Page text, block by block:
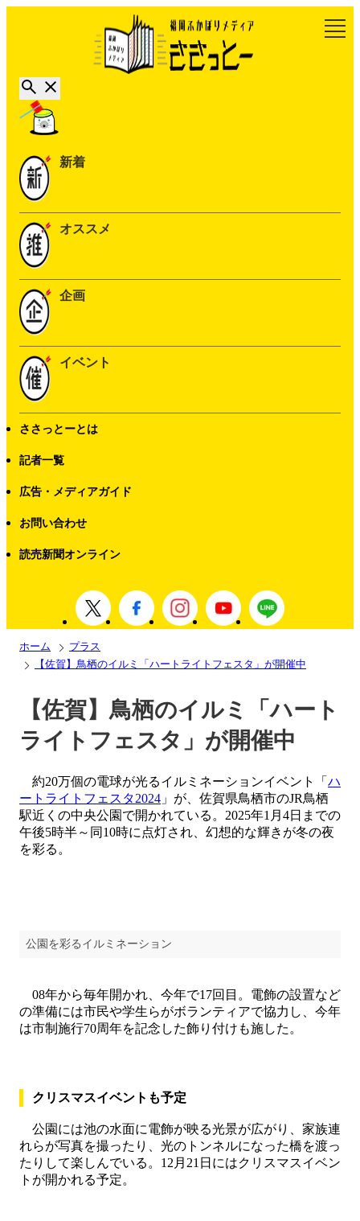
新着
オススメ
企画
イベント
ささっとーとは
記者一覧
広告・メディアガイド
お問い合わせ
読売新聞オンライン
ホーム
プラス
【佐賀】鳥栖のイルミ「ハートライトフェスタ」が開催中
【佐賀】鳥栖のイルミ「ハート
ライトフェスタ」が開催中
約20万個の電球が光るイルミネーションイベント「 ハ
ートライトフェスタ2024 」が、佐賀県鳥栖市のJR鳥栖
駅近くの中央公園で開かれている。2025年1月4日までの
午後5時半～同10時に点灯され、幻想的な輝きが冬の夜
を彩る。
公園を彩るイルミネーション
08年から毎年開かれ、今年で17回目。電飾の設置など
の準備には市民や学生らがボランティアで協力し、今年
は市制施行70周年を記念した飾り付けも施した。
クリスマスイベントも予定
公園には池の水面に電飾が映る光景が広がり、家族連
れらが写真を撮ったり、光のトンネルになった橋を渡っ
たりして楽しんでいる。12月21日にはクリスマスイベン
トが開かれる予定。